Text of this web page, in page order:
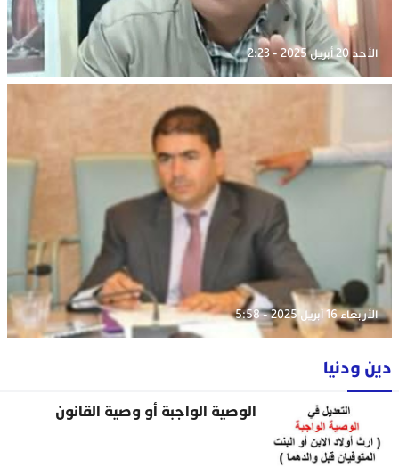
الأحد 20 أبريل 2025 - 2:23
الأربعاء 16 أبريل 2025 - 5:58
دين ودنيا
الوصية الواجبة أو وصية القانون